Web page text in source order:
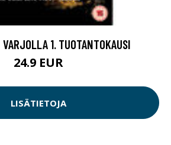
1. TUOTANTOKAUSI
24.9 EUR
LISÄTIETOJA